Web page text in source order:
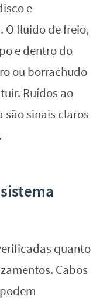
e
O fluido de freio,
e dentro do
ou borrachudo
Ruídos ao
são sinais claros
.
quanto
Cabos